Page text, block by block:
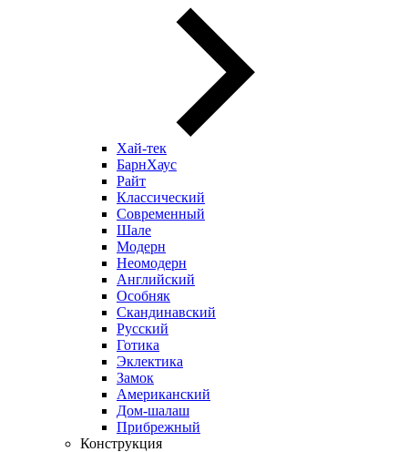
Хай-тек
БарнХаус
Райт
Классический
Современный
Шале
Модерн
Неомодерн
Английский
Особняк
Скандинавский
Русский
Готика
Эклектика
Замок
Американский
Дом-шалаш
Прибрежный
Конструкция